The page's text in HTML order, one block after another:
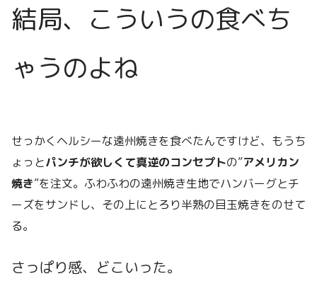
結局、こういうの食べち
ゃうのよね
せっかくヘルシーな遠州焼きを食べたんですけど、もうち
ょっとパンチが欲しくて真逆のコンセプトの”アメリカン
焼き”を注文。ふわふわの遠州焼き生地でハンバーグとチ
ーズをサンドし、その上にとろり半熟の目玉焼きをのせて
る。
さっぱり感、どこいった。